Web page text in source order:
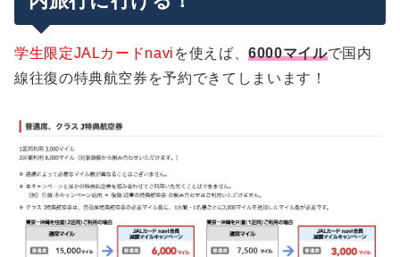
学生限定JALカードnavi を使えば、6000マイルで国内
線往復の特典航空券を予約できてしまいます！